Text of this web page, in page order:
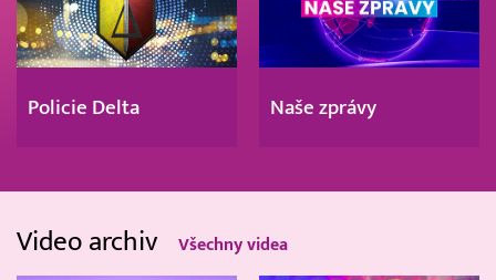
Policie Delta Naše zprávy
Video archiv Všechny videa